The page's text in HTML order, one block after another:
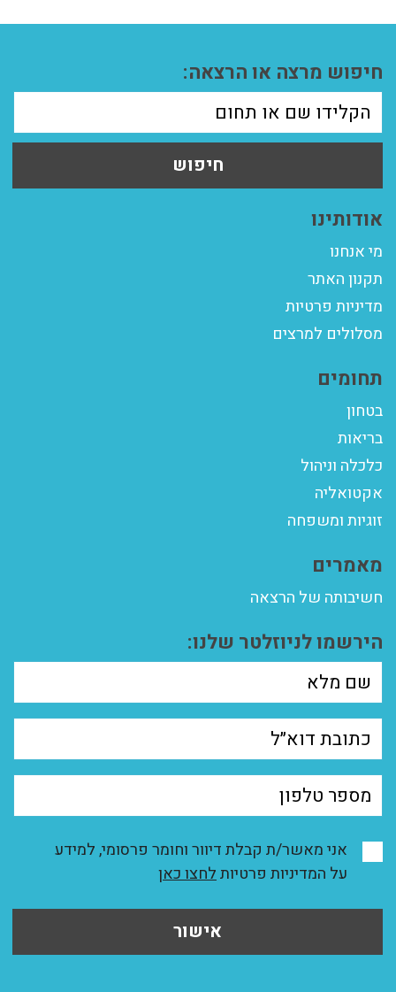
חיפוש מרצה או הרצאה:
חיפוש
אודותינו
מי אנחנו
תקנון האתר
מדיניות פרטיות
מסלולים למרצים
תחומים
בטחון
בריאות
כלכלה וניהול
אקטואליה
זוגיות ומשפחה
מאמרים
חשיבותה של הרצאה
הירשמו לניוזלטר שלנו:
אני מאשר/ת קבלת דיוור וחומר פרסומי, למידע
על המדיניות פרטיותלחצו כאן
אישור